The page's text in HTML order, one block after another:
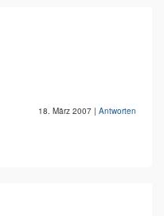
18. März 2007 | Antworten